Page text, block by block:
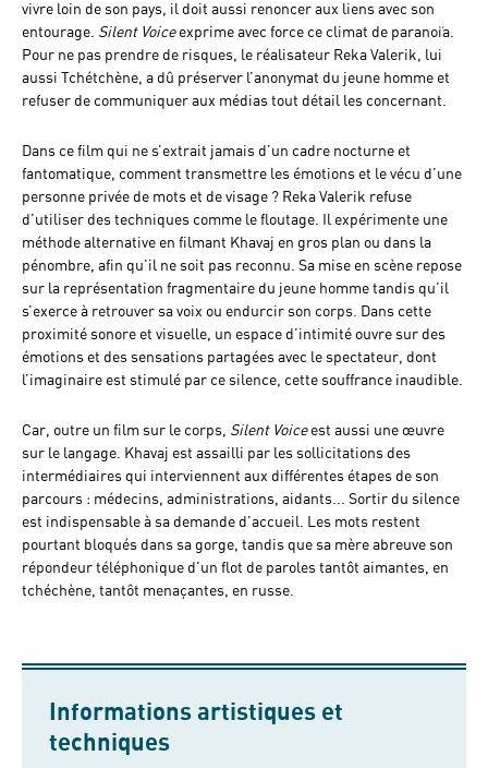
vivre loin de son pays, il doit aussi renoncer aux liens avec son
entourage. Silent Voiceexprime avec force ce climat de paranoïa.
Pour ne pas prendre de risques, le réalisateur Reka Valerik, lui
aussi Tchétchène, a dû préserver l’anonymat du jeune homme et
refuser de communiquer aux médias tout détail les concernant.
Dans ce film qui ne s’extrait jamais d’un cadre nocturne et
fantomatique, comment transmettre les émotions et le vécu d’une
personne privée de mots et de visage ? Reka Valerik refuse
d’utiliser des techniques comme le floutage. Il expérimente une
méthode alternative en filmant Khavaj en gros plan ou dans la
pénombre, afin qu’il ne soit pas reconnu. Sa mise en scène repose
sur la représentation fragmentaire du jeune homme tandis qu’il
s’exerce à retrouver sa voix ou endurcir son corps. Dans cette
proximité sonore et visuelle, un espace d’intimité ouvre sur des
émotions et des sensations partagées avec le spectateur, dont
l’imaginaire est stimulé par ce silence, cette souffrance inaudible.
Car, outre un film sur le corps, Silent Voiceest aussi une œuvre
sur le langage. Khavaj est assailli par les sollicitations des
intermédiaires qui interviennent aux différentes étapes de son
parcours : médecins, administrations, aidants... Sortir du silence
est indispensable à sa demande d’accueil. Les mots restent
pourtant bloqués dans sa gorge, tandis que sa mère abreuve son
répondeur téléphonique d’un flot de paroles tantôt aimantes, en
tchéchène, tantôt menaçantes, en russe.
Informations artistiques et
techniques